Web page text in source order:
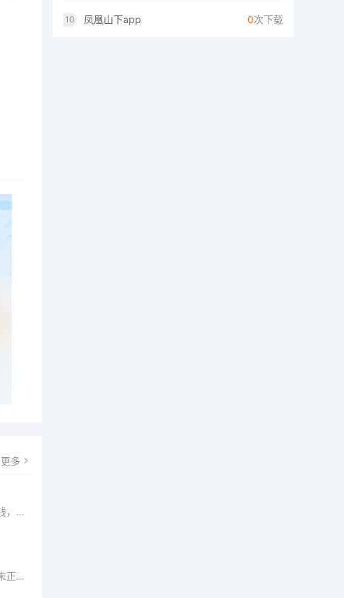
更多
绝区零2.6版本将在本周正式更新上线，上周的前瞻直播官方给玩家们带来关于最新版本的卡池信息和相关活动内容，
绝区零2.6版本前瞻特别节目在上周末正式播出，官方给玩家们带来了许多关于最新版本的相关资讯和上线时间，不少
10 凤凰山下app 0次下载